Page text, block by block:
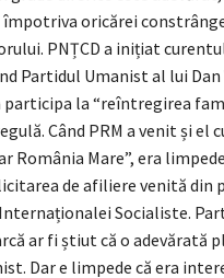
împotriva oricărei
PNȚCD a inițiat
Partidul Umanist al lui Dan
la “reîntregirea
Când PRM a venit și el
România Mare”, era
de afiliere venită din
Socialiste.
ar fi știut că o adevărată
Dar e limpede că era